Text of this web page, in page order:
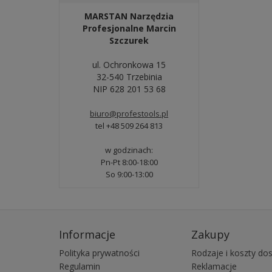
MARSTAN Narzędzia
Profesjonalne Marcin
Szczurek
ul. Ochronkowa 15
32-540 Trzebinia
NIP 628 201 53 68
biuro@profestools.pl
tel +48 509 264 813
w godzinach:
Pn-Pt 8:00-18:00
So 9:00-13:00
Informacje
Polityka prywatności
Regulamin
Zakupy
Rodzaje i koszty
Reklamacje